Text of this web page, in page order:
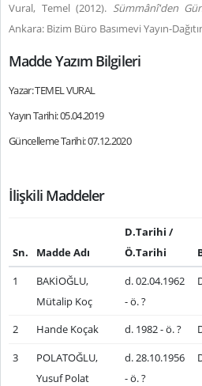
Vural, Temel (2012). Sümmânî'den
Ankara: Bizim Büro Basımevi Yayın-
Madde Yazım Bilgileri
Yazar: TEMEL VURAL
Yayın Tarihi: 05.04.2019
Güncelleme Tarihi: 07.12.2020
İlişkili Maddeler
Sn. Madde Adı
D.Tarihi /
Ö.Tarihi
1
BAKİOĞLU,
Mütalip Koç
d. 02.04.1962
- ö. ?
2 Hande Koçak d. 1982 - ö. ?
3
POLATOĞLU,
Yusuf Polat
d. 28.10.1956
- ö. ?